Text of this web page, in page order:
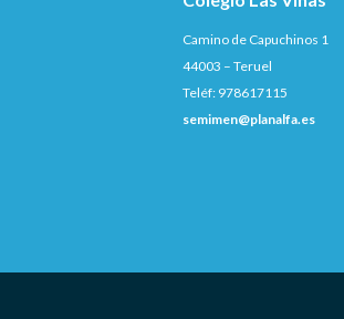
Camino de Capuchinos 1
44003 – Teruel
Teléf: 978617115
semimen@planalfa.es